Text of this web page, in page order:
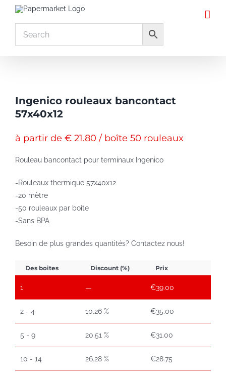
content
Ingenico rouleaux bancontact
57x40x12
à partir de € 21.80 / boîte 50 rouleaux
Rouleau bancontact pour terminaux Ingenico
-Rouleaux thermique 57x40x12
-20 mètre
-50 rouleaux par boîte
-Sans BPA
Besoin de plus grandes quantités? Contactez nous!
Des boites Discount (%) Prix
1 — €39.00
2 - 4 10.26 % €35.00
5 - 9 20.51 % €31.00
10 - 14 26.28 % €28.75